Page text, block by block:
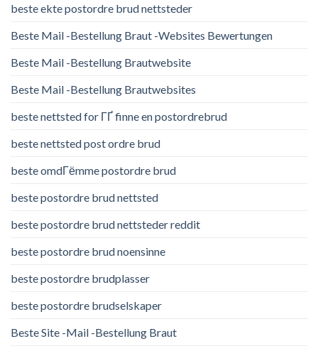
beste ekte postordre brud nettsteder
Beste Mail -Bestellung Braut -Websites Bewertungen
Beste Mail -Bestellung Brautwebsite
Beste Mail -Bestellung Brautwebsites
beste nettsted for ГҐ finne en postordrebrud
beste nettsted post ordre brud
beste omdГёmme postordre brud
beste postordre brud nettsted
beste postordre brud nettsteder reddit
beste postordre brud noensinne
beste postordre brudplasser
beste postordre brudselskaper
Beste Site -Mail -Bestellung Braut